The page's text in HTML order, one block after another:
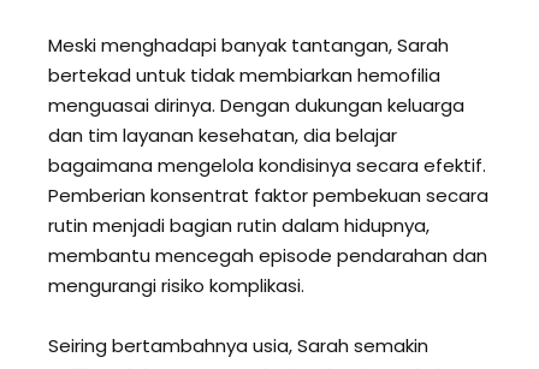
Meski menghadapi banyak tantangan, Sarah
bertekad untuk tidak membiarkan hemofilia
menguasai dirinya. Dengan dukungan keluarga
dan tim layanan kesehatan, dia belajar
bagaimana mengelola kondisinya secara efektif.
Pemberian konsentrat faktor pembekuan secara
rutin menjadi bagian rutin dalam hidupnya,
membantu mencegah episode pendarahan dan
mengurangi risiko komplikasi.
Seiring bertambahnya usia, Sarah semakin